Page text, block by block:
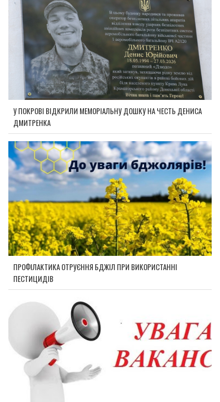
У ПОКРОВІ ВІДКРИЛИ МЕМОРІАЛЬНУ ДОШКУ НА ЧЕСТЬ ДЕНИСА
ДМИТРЕНКА
ПРОФІЛАКТИКА ОТРУЄННЯ БДЖІЛ ПРИ ВИКОРИСТАННІ
ПЕСТИЦИДІВ